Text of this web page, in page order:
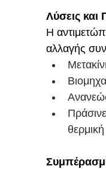
Λύσεις και
Η
αλλαγής